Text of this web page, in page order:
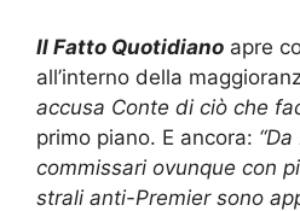
Il Fatto Quotidiano apre
all’interno della
accusa Conte di ciò che
primo piano. E ancora:
commissari ovunque con
strali anti-Premier sono